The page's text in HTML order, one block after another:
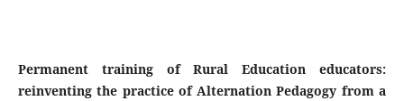
Permanent training of Rural Education educators:
reinventing the practice of Alternation Pedagogy from a